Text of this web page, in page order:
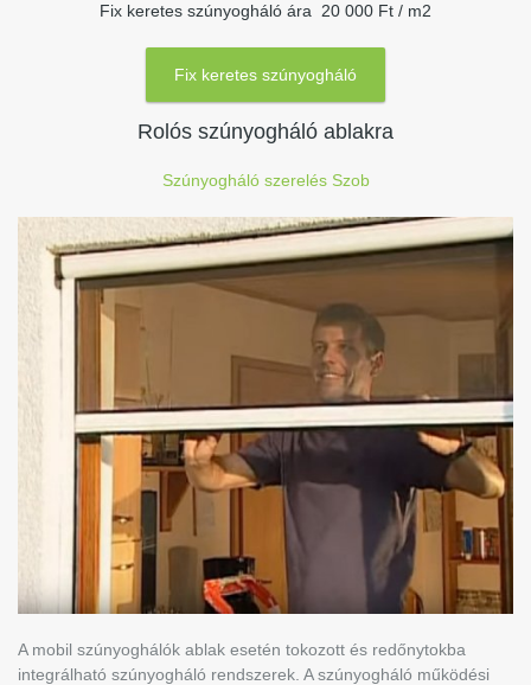
Fix keretes szúnyogháló ára 20 000 Ft / m2
Fix keretes szúnyogháló
Rolós szúnyogháló ablakra
Szúnyogháló szerelés Szob
A mobil szúnyoghálók ablak esetén tokozott és redőnytokba
integrálható szúnyogháló rendszerek. A szúnyogháló működési